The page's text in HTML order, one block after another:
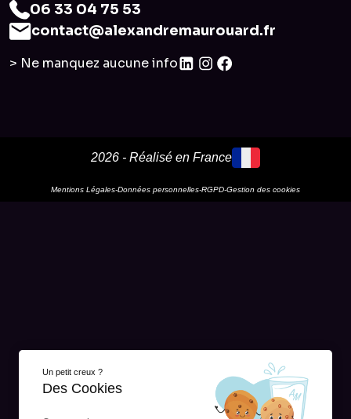
06 33 04 75 53
contact@alexandremaurouard.fr
> Ne manquez aucune info
2026 - Réalisé en France
Mentions Légales-Données personnelles-RGPD-Gestion des cookies
Un petit creux ?
Des Cookies